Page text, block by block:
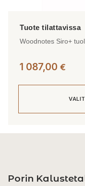
Woodnotes Siro+
1 087,00 €
muunnelma.
Porin